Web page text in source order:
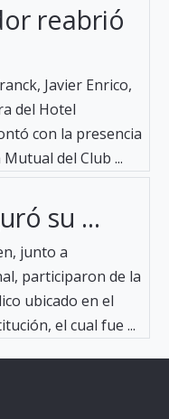
reabrió
Javier Enrico,
del Hotel
con la presencia
del Club ...
su ...
junto a
participaron de la
ubicado en el
el cual fue ...